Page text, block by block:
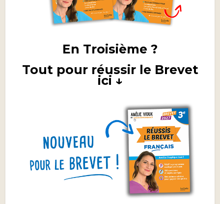
En Troisième ?
Tout pour réussir le Brevet
ici ↓